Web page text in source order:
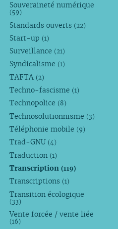
Souveraineté numérique
(59)
Standards ouverts (22)
Start-up (1)
Surveillance (21)
Syndicalisme (1)
TAFTA (2)
Techno-fascisme (1)
Technopolice (8)
Technosolutionnisme (3)
Téléphonie mobile (9)
Trad-GNU (4)
Traduction (1)
Transcription(119)
Transcriptions (1)
Transition écologique
(33)
Vente forcée / vente liée
(16)